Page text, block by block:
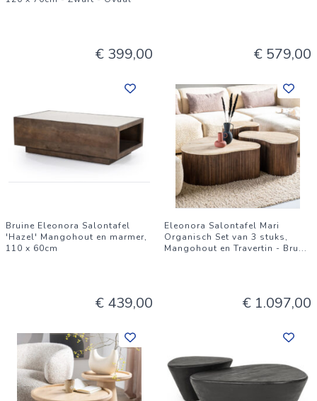
€ 399,00 € 579,00
Bruine Eleonora Salontafel
'Hazel' Mangohout en marmer,
110 x 60cm
€ 439,00
Eleonora Salontafel Mari
Organisch Set van 3 stuks,
Mangohout en Travertin - Bru...
€ 1.097,00